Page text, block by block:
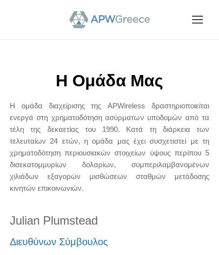
Η Ομάδα Μας
Η ομάδα διαχείρισης της APWireless δραστηριοποιείται
ενεργά στη χρηματοδότηση ασύρματων υποδομών από τα
τέλη της δεκαετίας του 1990. Κατά τη διάρκεια των
τελευταίων 24 ετών, η ομάδα μας έχει συσχετιστεί με τη
χρηματοδότηση περιουσιακών στοιχείων ύψους περίπου 5
δισεκατομμυρίων δολαρίων, συμπεριλαμβανομένων
χιλιάδων εξαγορών μισθώσεων σταθμών μετάδοσης
κινητών επικοινωνιών.
Julian Plumstead
Διευθύνων Σύμβουλος